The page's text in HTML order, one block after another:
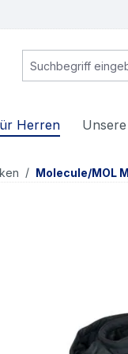
Herren
/ Molecule/MOL